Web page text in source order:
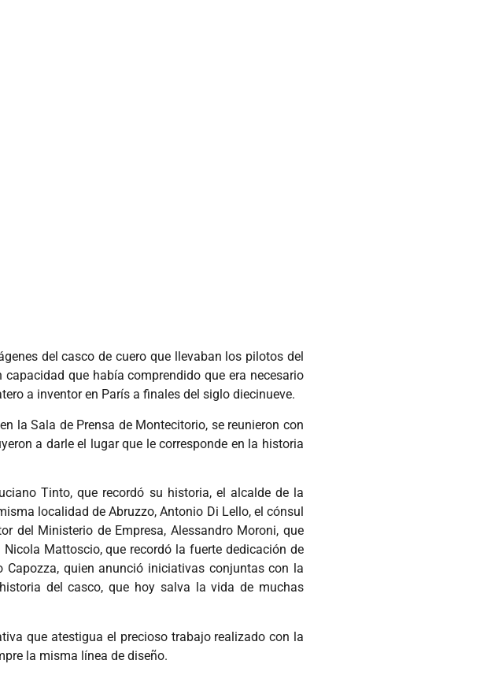
del casco de cuero que llevaban los pilotos del
que había comprendido que era necesario
a inventor en París a finales del siglo diecinueve.
la Sala de Prensa de Montecitorio, se reunieron con
a darle el lugar que le corresponde en la historia
Tinto, que recordó su historia, el alcalde de la
localidad de Abruzzo, Antonio Di Lello, el cónsul
del Ministerio de Empresa, Alessandro Moroni, que
Mattoscio, que recordó la fuerte dedicación de
Capozza, quien anunció iniciativas conjuntas con la
del casco, que hoy salva la vida de muchas
que atestigua el precioso trabajo realizado con la
la misma línea de diseño.